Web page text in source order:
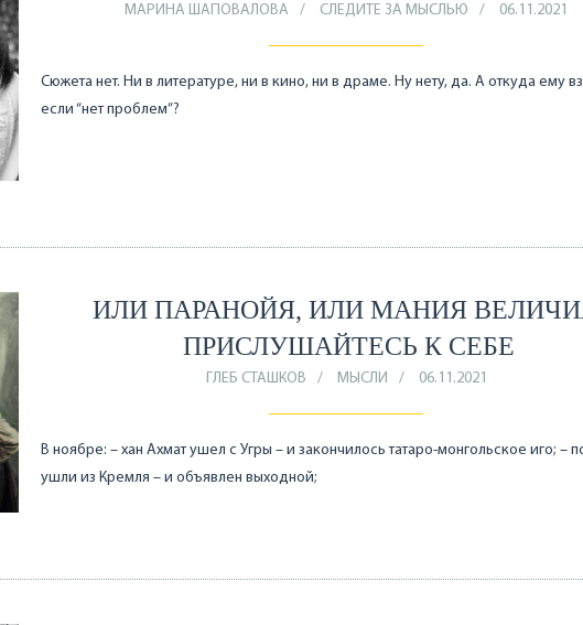
МАРИНА ШАПОВАЛОВА СЛЕДИТЕ ЗА МЫСЛЬЮ 06.11.2021
Сюжета нет. Ни в литературе, ни в кино, ни в драме. Ну нету, да. А откуда ему
если “нет проблем”?
ИЛИ ПАРАНОЙЯ, ИЛИ МАНИЯ
ПРИСЛУШАЙТЕСЬ К СЕБЕ
ГЛЕБ СТАШКОВ МЫСЛИ 06.11.2021
В ноябре: – хан Ахмат ушел с Угры – и закончилось татаро-монгольское иго; –
ушли из Кремля – и объявлен выходной;